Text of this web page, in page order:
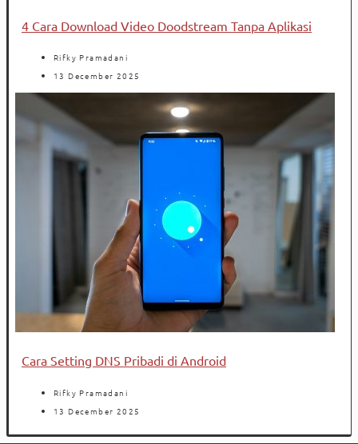
4 Cara Download Video Doodstream Tanpa Aplikasi
Rifky Pramadani
13 December 2025
Cara Setting DNS Pribadi di Android
Rifky Pramadani
13 December 2025